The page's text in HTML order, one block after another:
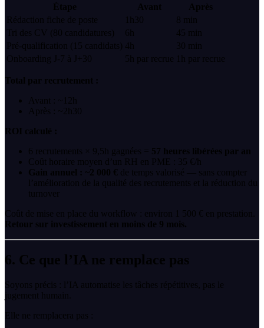
Étape Avant
Après
Rédaction fiche de poste
1h30
8 min
Tri des CV (80 candidatures)
6h
45 min
Pré-qualification (15 candidats) 4h
30 min
Onboarding J-7 à J+30
5h par recrue 1h par recrue
Total par recrutement :
Avant : ~12h
Après : ~2h30
ROI calculé :
6 recrutements × 9,5h gagnées =
57 heures libérées par an
Coût horaire moyen d’un RH en PME : 35 €/h
Gain annuel : ~2 000 € de temps valorisé — sans compter
l’amélioration de la qualité des recrutements et la réduction du
turnover
Coût de mise en place du workflow : environ 1 500 € en prestation.
Retour sur investissement en moins de 9 mois.
6. Ce que l’IA ne remplace pas
Soyons précis : l’IA automatise les tâches répétitives, pas le
jugement humain.
Elle ne remplacera pas :